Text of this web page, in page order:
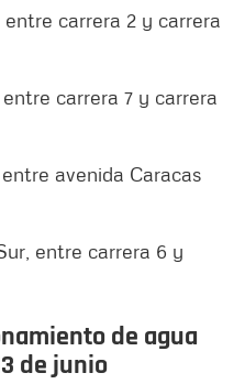
entre carrera 2 y carrera
carrera 7 y carrera
avenida Caracas
entre carrera 6 y
de agua
de junio